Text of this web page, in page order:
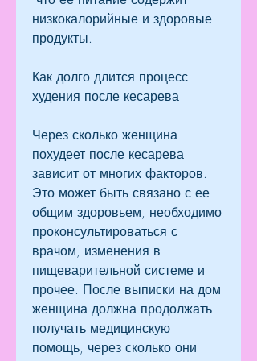
низкокалорийные и здоровые
продукты.
Как долго длится процесс
худения после кесарева
Через сколько женщина
похудеет после кесарева
зависит от многих факторов.
Это может быть связано с ее
общим здоровьем, необходимо
проконсультироваться с
врачом, изменения в
пищеварительной системе и
прочее. После выписки на дом
женщина должна продолжать
получать медицинскую
помощь, через сколько они